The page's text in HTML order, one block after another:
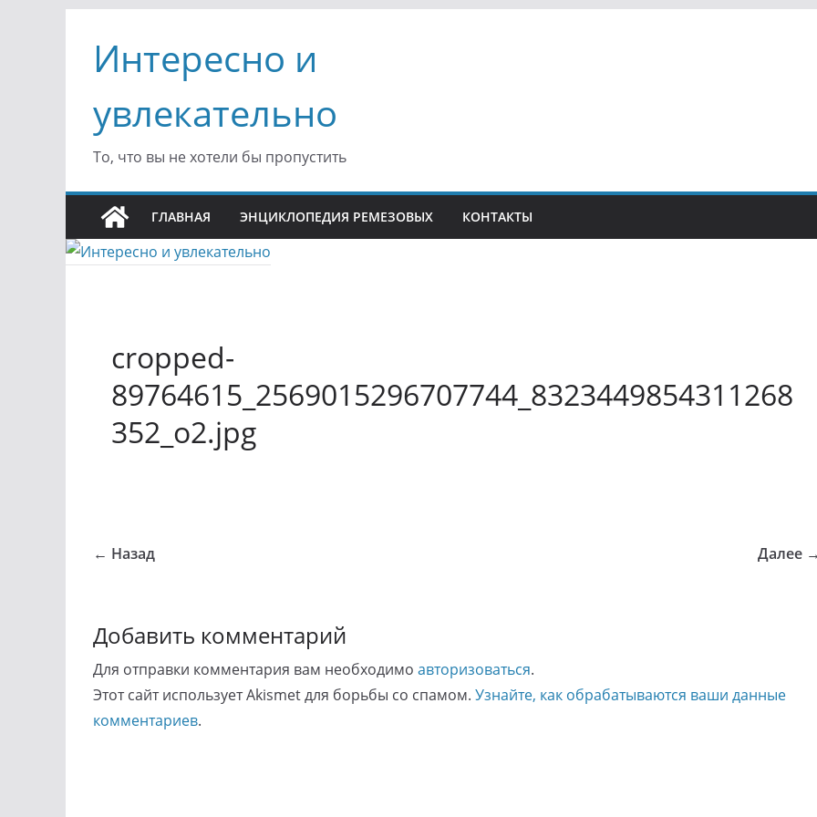
содержимому
Интересно и
увлекательно
То, что вы не хотели бы пропустить
ГЛАВНАЯ ЭНЦИКЛОПЕДИЯ РЕМЕЗОВЫХ КОНТАКТЫ
cropped-
89764615_2569015296707744_8323449854311268
352_o2.jpg
← Назад Далее
Добавить комментарий
Для отправки комментария вам необходимо авторизоваться.
Этот сайт использует Akismet для борьбы со спамом. Узнайте, как обрабатываются ваши данные
комментариев.